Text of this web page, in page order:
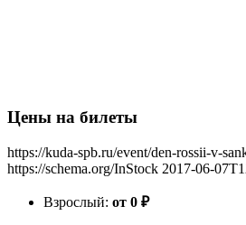
Цены на билеты
https://kuda-spb.ru/event/den-rossii-v-
https://schema.org/InStock 2017-06-
Взрослый: от 0 ₽